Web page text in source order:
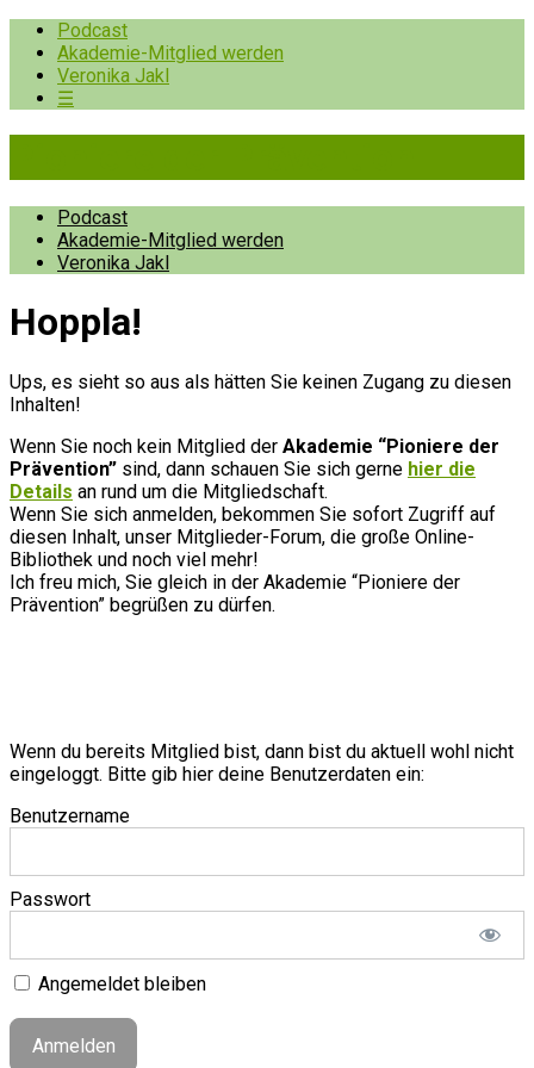
Podcast
Akademie-Mitglied werden
Veronika Jakl
☰
Podcast
Akademie-Mitglied werden
Veronika Jakl
Hopp­la!
Ups, es sieht so aus als hätten Sie keinen Zugang zu diesen
Inhalten!
Wenn Sie noch kein Mitglied der Akademie “Pioniere der
Prävention” sind, dann schauen Sie sich gerne hier die
Details an rund um die Mitgliedschaft.
Wenn Sie sich anmelden, bekommen Sie sofort Zugriff auf
diesen Inhalt, unser Mitglieder-Forum, die große Online-
Bibliothek und noch viel mehr!
Ich freu mich, Sie gleich in der Akademie “Pioniere der
Prävention” begrüßen zu dürfen.
Wenn du bereits Mitglied bist, dann bist du aktuell wohl nicht
eingeloggt. Bitte gib hier deine Benutzerdaten ein:
Benutzername
Passwort
Angemeldet bleiben